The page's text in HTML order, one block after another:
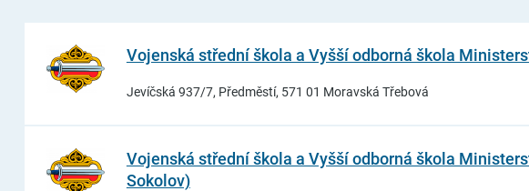
Vojenská střední škola a Vyšší odborná škola
Jevíčská 937/7, Předměstí, 571 01 Moravská Třebová
Vojenská střední škola a Vyšší odborná škola
Sokolov)